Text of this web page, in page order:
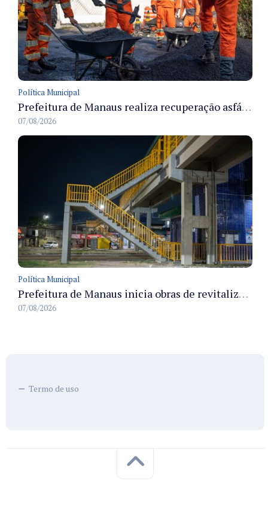
Política Municipal
Prefeitura de Manaus realiza recuperação asfáltica na rua Canário do Campo e amplia mobilidade na zona Norte
07/08/2026
Política Municipal
Prefeitura de Manaus inicia obras de revitalização na passarela Max Teixeira para ampliar segurança e mobilidade urbana
07/08/2026
Termo de uso